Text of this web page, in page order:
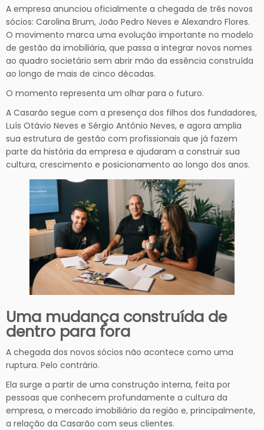
A empresa anunciou oficialmente a chegada de três novos
sócios: Carolina Brum, João Pedro Neves e Alexandro Flores.
O movimento marca uma evolução importante no modelo
de gestão da imobiliária, que passa a integrar novos nomes
ao quadro societário sem abrir mão da essência construída
ao longo de mais de cinco décadas.
O momento representa um olhar para o futuro.
A Casarão segue com a presença dos filhos dos fundadores,
Luís Otávio Neves e Sérgio Antônio Neves, e agora amplia
sua estrutura de gestão com profissionais que já fazem
parte da história da empresa e ajudaram a construir sua
cultura, crescimento e posicionamento ao longo dos anos.
Uma mudança construída de
dentro para fora
A chegada dos novos sócios não acontece como uma
ruptura. Pelo contrário.
Ela surge a partir de uma construção interna, feita por
pessoas que conhecem profundamente a cultura da
empresa, o mercado imobiliário da região e, principalmente,
a relação da Casarão com seus clientes.